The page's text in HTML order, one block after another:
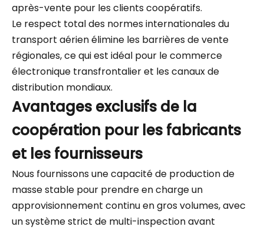
après-vente pour les clients coopératifs.
Le respect total des normes internationales du
transport aérien élimine les barrières de vente
régionales, ce qui est idéal pour le commerce
électronique transfrontalier et les canaux de
distribution mondiaux.
Avantages exclusifs de la
coopération pour les fabricants
et les fournisseurs
Nous fournissons une capacité de production de
masse stable pour prendre en charge un
approvisionnement continu en gros volumes, avec
un système strict de multi-inspection avant